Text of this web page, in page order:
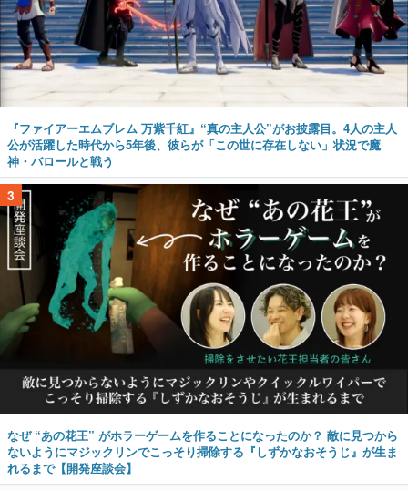
『ファイアーエムブレム 万紫千紅』“真の主人公”がお披露目。4人の主人
公が活躍した時代から5年後、彼らが「この世に存在しない」状況で魔
神・バロールと戦う
3
なぜ “あの花王” がホラーゲームを作ることになったのか？ 敵に見つから
ないようにマジックリンでこっそり掃除する『しずかなおそうじ』が生ま
れるまで【開発座談会】